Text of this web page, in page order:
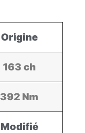
Origine
163 ch
392 Nm
Modifié